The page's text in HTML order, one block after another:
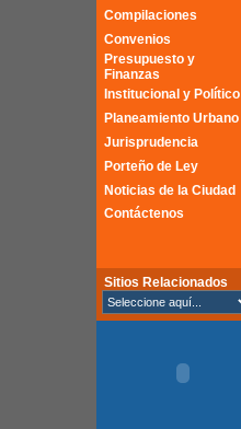
Compilaciones
Convenios
Presupuesto y
Finanzas
Institucional y Político
Planeamiento Urbano
Jurisprudencia
Porteño de Ley
Noticias de la Ciudad
Contáctenos
Sitios Relacionados